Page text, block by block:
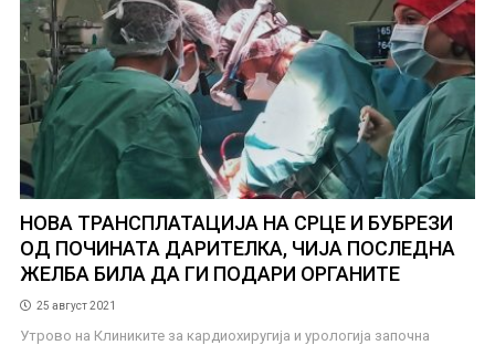
НОВА ТРАНСПЛАТАЦИЈА НА СРЦЕ И БУБРЕЗИ
ОД ПОЧИНАТА ДАРИТЕЛКА, ЧИЈА ПОСЛЕДНА
ЖЕЛБА БИЛА ДА ГИ ПОДАРИ ОРГАНИТЕ
25 август 2021
Утрово на Клиниките за кардиохиругија и урологија започна